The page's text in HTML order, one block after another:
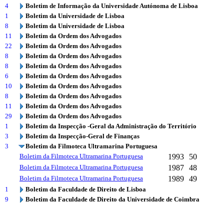
4
Boletim de Informação da Universidade Autónoma de Lisboa
1
Boletim da Universidade de Lisboa
8
Boletim da Universidade de Lisboa
11
Boletim da Ordem dos Advogados
22
Boletim da Ordem dos Advogados
8
Boletim da Ordem dos Advogados
8
Boletim da Ordem dos Advogados
6
Boletim da Ordem dos Advogados
10
Boletim da Ordem dos Advogados
8
Boletim da Ordem dos Advogados
11
Boletim da Ordem dos Advogados
29
Boletim da Ordem dos Advogados
1
Boletim da Inspecção -Geral da Administração do Território
3
Boletim da Inspecção-Geral de Finanças
3
Boletim da Filmoteca Ultramarina Portuguesa
Boletim da Filmoteca Ultramarina Portuguesa
1993 50
Boletim da Filmoteca Ultramarina Portuguesa 1987 48
Boletim da Filmoteca Ultramarina Portuguesa 1989 49
1
Boletim da Faculdade de Direito de Lisboa
9
Boletim da Faculdade de Direito da Universidade de Coimbra